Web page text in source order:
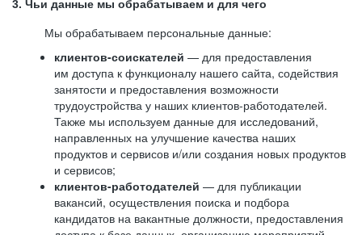
3. Чьи данные мы обрабатываем и для чего
Мы обрабатываем персональные данные:
клиентов-соискателей — для предоставления
им доступа к функционалу нашего сайта, содействия
занятости и предоставления возможности
трудоустройства у наших клиентов-работодателей.
Также мы используем данные для исследований,
направленных на улучшение качества наших
продуктов и сервисов и/или создания новых продуктов
и сервисов;
клиентов-работодателей — для публикации
вакансий, осуществления поиска и подбора
кандидатов на вакантные должности, предоставления